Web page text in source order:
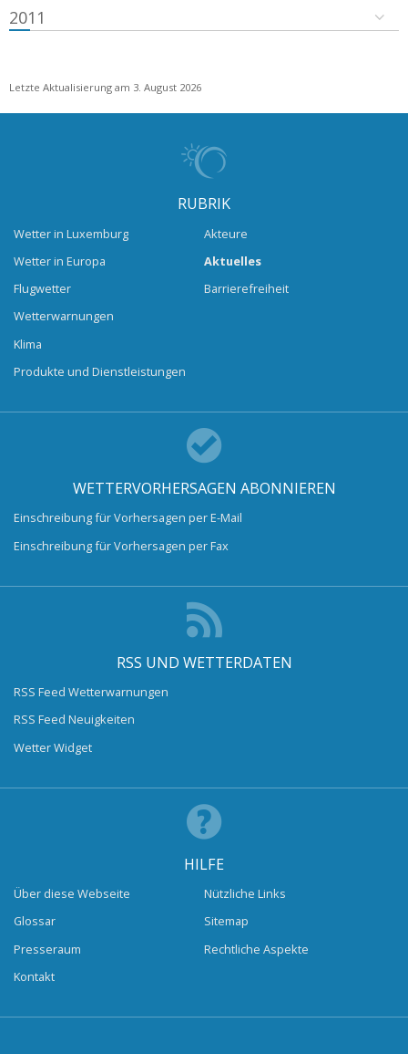
2011
Letzte Aktualisierung am 3. August 2026
RUBRIK
Wetter in Luxemburg
Wetter in Europa
Flugwetter
Wetterwarnungen
Klima
Produkte und Dienstleistungen
Akteure
Aktuelles
Barrierefreiheit
WETTERVORHERSAGEN ABONNIEREN
Einschreibung für Vorhersagen per E-Mail
Einschreibung für Vorhersagen per Fax
RSS UND WETTERDATEN
RSS Feed Wetterwarnungen
RSS Feed Neuigkeiten
Wetter Widget
HILFE
Über diese Webseite
Glossar
Presseraum
Kontakt
Nützliche Links
Sitemap
Rechtliche Aspekte